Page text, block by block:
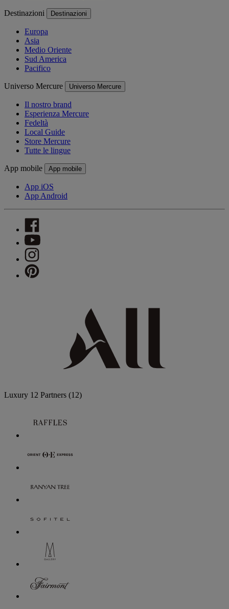
Destinazioni Destinazioni
Europa
Asia
Medio Oriente
Sud America
Pacifico
Universo Mercure Universo Mercure
Il nostro brand
Esperienza Mercure
Fedeltà
Local Guide
Store Mercure
Tutte le lingue
App mobile App mobile
App iOS
App Android
Luxury 12 Partners (12)